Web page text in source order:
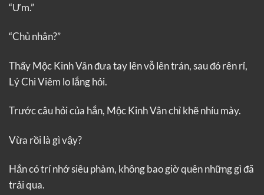
“Ưm.”
“Chủ nhân?”
Thấy Mộc Kinh Vân đưa tay lên vỗ lên trán, sau đó rên rỉ,
Lý Chi Viêm lo lắng hỏi.
Trước câu hỏi của hắn, Mộc Kinh Vân chỉ khẽ nhíu mày.
Vừa rồi là gì vậy?
Hắn có trí nhớ siêu phàm, không bao giờ quên những gì đã
trải qua.